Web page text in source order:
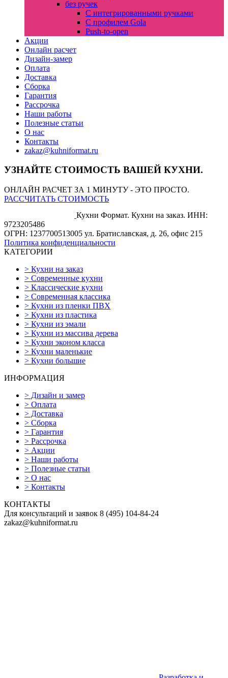
без ручек
С интегрированными ручками
С профилем Gola
Push-to-open
Акции
Онлайн расчет
Дизайн-замер
Оплата
Доставка
Сборка
Гарантия
Рассрочка
Наши работы
Полезные статьи
О нас
Контакты
zakaz@kuhniformat.ru
УЗНАЙТЕ СТОИМОСТЬ ВАШЕЙ КУХНИ.
ОНЛАЙН РАСЧЕТ ЗА 1 МИНУТУ - ЭТО ПРОСТО.
РАССЧИТАТЬ СТОИМОСТЬ
Кухни Формат. Кухни на заказ. ИНН:
9723205486
ОГРН: 1237700513005 ул. Братиславская, д. 26, офис 215
Политика конфиденциальности
КАТЕГОРИИ
> Кухни на заказ
> Современные кухни
> Классические кухни
> Современная классика
> Кухни из пленки ПВХ
> Кухни из пластика
> Кухни из эмали
> Кухни из массива дерева
> Кухни эконом класса
> Кухни маленькие
> Кухни большие
ИНФОРМАЦИЯ
> Дизайн и замер
> Оплата
> Доставка
> Сборка
> Гарантия
> Рассрочка
> Акции
> Наши работы
> Полезные статьи
> О нас
> Контакты
КОНТАКТЫ
Для консультаций и заявок 8 (495) 104-84-24
zakaz@kuhniformat.ru